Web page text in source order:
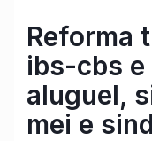
Reforma
ibs-cbs e
aluguel,
mei e